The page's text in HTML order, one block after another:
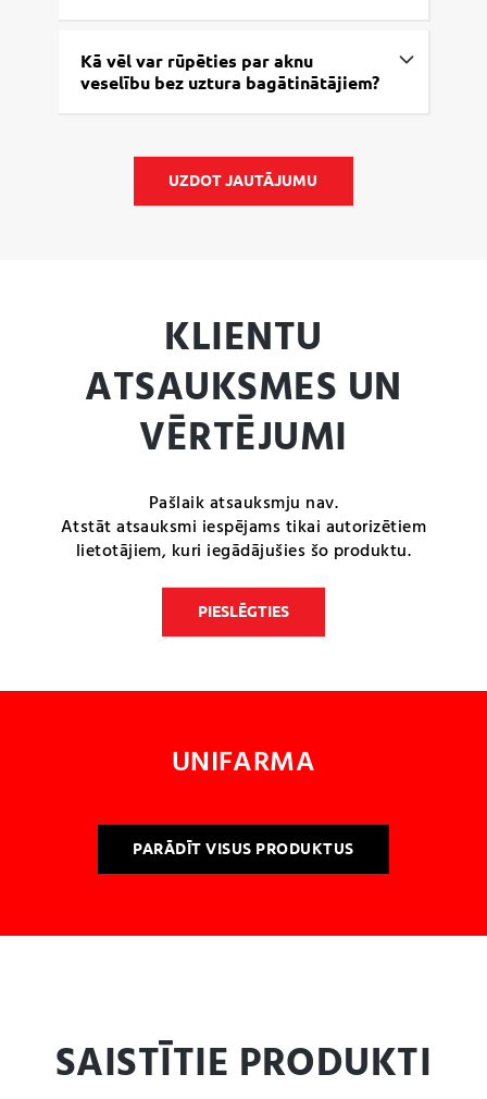
Kā vēl var rūpēties par aknu
veselību bez uztura bagātinātājiem?
UZDOT JAUTĀJUMU
KLIENTU
ATSAUKSMES UN
VĒRTĒJUMI
Pašlaik atsauksmju nav.
Atstāt atsauksmi iespējams tikai autorizētiem
lietotājiem, kuri iegādājušies šo produktu.
PIESLĒGTIES
UNIFARMA
PARĀDĪT VISUS PRODUKTUS
SAISTĪTIE PRODUKTI